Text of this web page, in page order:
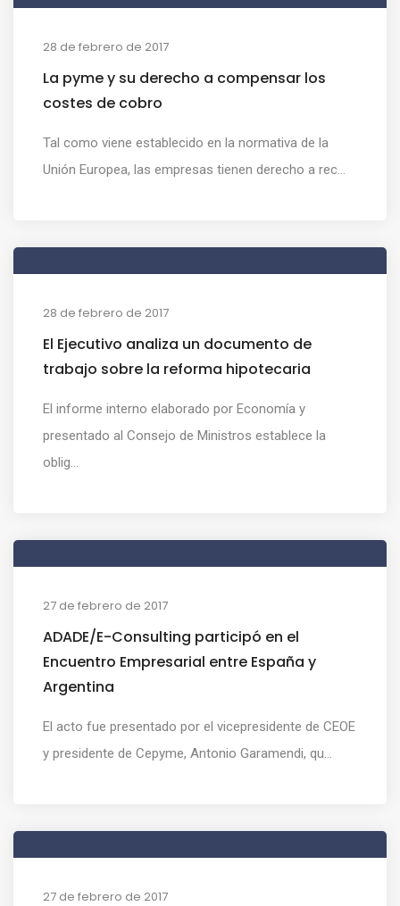
28 de febrero de 2017
La pyme y su derecho a compensar los
costes de cobro
Tal como viene establecido en la normativa de la
Unión Europea, las empresas tienen derecho a rec...
28 de febrero de 2017
El Ejecutivo analiza un documento de
trabajo sobre la reforma hipotecaria
El informe interno elaborado por Economía y
presentado al Consejo de Ministros establece la
oblig...
27 de febrero de 2017
ADADE/E-Consulting participó en el
Encuentro Empresarial entre España y
Argentina
El acto fue presentado por el vicepresidente de CEOE
y presidente de Cepyme, Antonio Garamendi, qu...
27 de febrero de 2017